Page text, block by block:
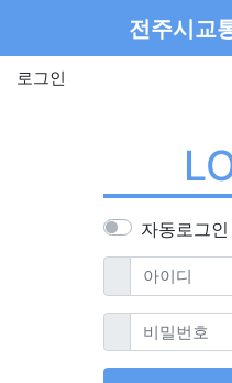
전주시교
로그인
자동로그인
아이디필수
비밀번호필수